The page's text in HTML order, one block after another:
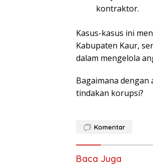
kontraktor.
Kasus-kasus ini
Kabupaten Kaur,
dalam mengelola
Bagaimana dengan
tindakan korupsi?
Komentar
Baca Juga